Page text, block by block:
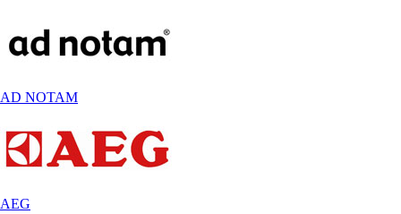
AD NOTAM
AEG